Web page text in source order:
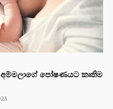
පෝෂණයට කෘතිම